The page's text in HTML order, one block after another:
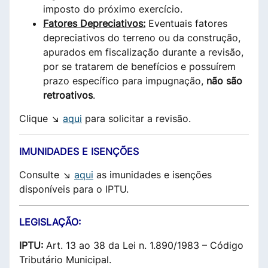
imposto do próximo exercício.
Fatores Depreciativos: Eventuais fatores
depreciativos do terreno ou da construção,
apurados em fiscalização durante a revisão,
por se tratarem de benefícios e possuírem
prazo específico para impugnação, não são
retroativos.
Clique ↘ aqui para solicitar a revisão.
IMUNIDADES E ISENÇÕES
Consulte ↘ aqui as imunidades e isenções
disponíveis para o IPTU.
LEGISLAÇÃO:
IPTU: Art. 13 ao 38 da Lei n. 1.890/1983 – Código
Tributário Municipal.